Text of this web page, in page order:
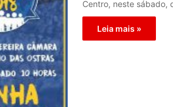
Centro, neste sábado,
Leia mais »